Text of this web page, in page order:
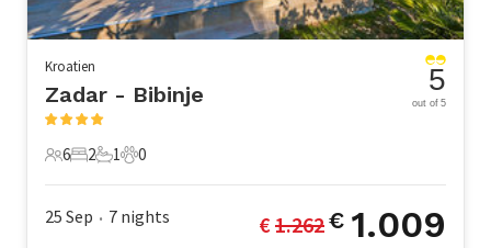
Kroatien
Zadar - Bibinje
6 Gäste
6
2 Schlafzimmer
2
1 Badezimmer
1
0 Haustiere
0
5
out of 5
25 Sep • 7 nights € 1.262€ 1.009